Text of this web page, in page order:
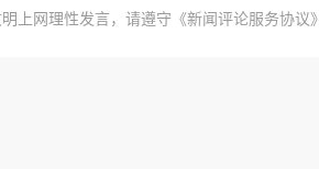
上网理性发言，请遵守 《新闻评论服务协议》